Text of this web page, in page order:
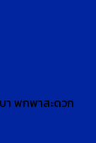
า พกพาสะดวก